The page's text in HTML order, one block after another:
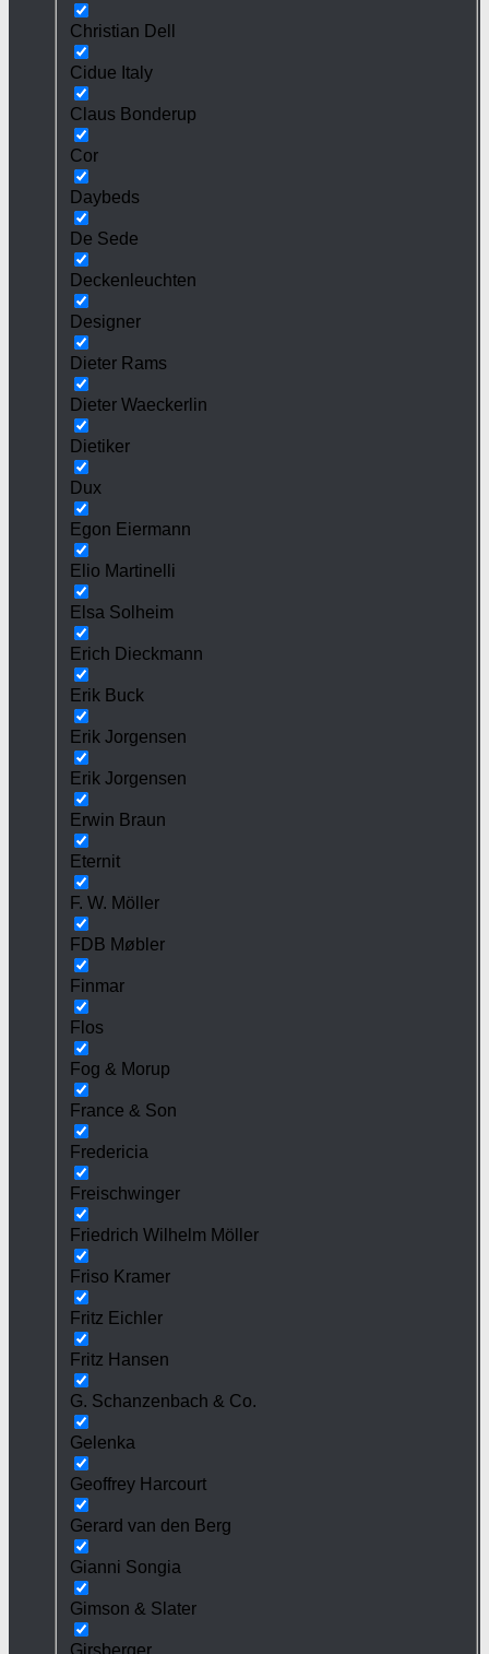
Christian Dell
Cidue Italy
Claus Bonderup
Cor
Daybeds
De Sede
Deckenleuchten
Designer
Dieter Rams
Dieter Waeckerlin
Dietiker
Dux
Egon Eiermann
Elio Martinelli
Elsa Solheim
Erich Dieckmann
Erik Buck
Erik Jorgensen
Erik Jorgensen
Erwin Braun
Eternit
F. W. Möller
FDB Møbler
Finmar
Flos
Fog & Morup
France & Son
Fredericia
Freischwinger
Friedrich Wilhelm Möller
Friso Kramer
Fritz Eichler
Fritz Hansen
G. Schanzenbach & Co.
Gelenka
Geoffrey Harcourt
Gerard van den Berg
Gianni Songia
Gimson & Slater
Girsberger